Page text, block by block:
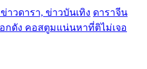
าวดารา, ข่าวบันเทิง ดาราจีน
กดัง คอสตูมแน่นหาที่ติไม่เจอ